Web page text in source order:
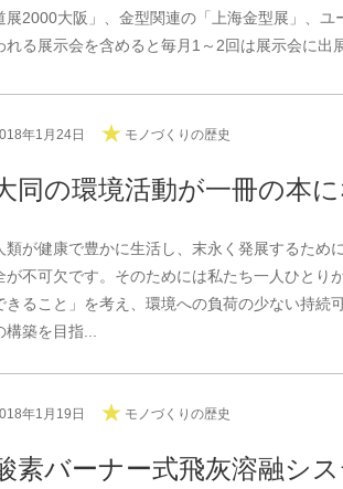
展2000大阪」、金型関連の「上海金型展」、ユ
れる展示会を含めると毎月1～2回は展示会に出
年1月24日 モノづくりの歴史
同の環境活動が一冊の本に
類が健康で豊かに生活し、末永く発展するため
が不可欠です。そのためには私たち一人ひとり
きること」を考え、環境への負荷の少ない持続
構築を目指...
年1月19日 モノづくりの歴史
素バーナー式飛灰溶融シ